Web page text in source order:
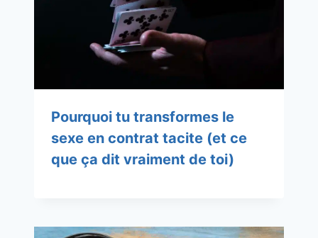
Pourquoi tu transformes le
sexe en contrat tacite (et ce
que ça dit vraiment de toi)